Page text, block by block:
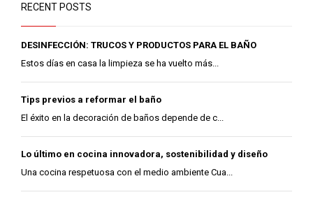
RECENT POSTS
DESINFECCIÓN: TRUCOS Y PRODUCTOS PARA EL BAÑO
Estos días en casa la limpieza se ha vuelto más...
Tips previos a reformar el baño
El éxito en la decoración de baños depende de c...
Lo último en cocina innovadora, sostenibilidad y diseño
Una cocina respetuosa con el medio ambiente Cua...